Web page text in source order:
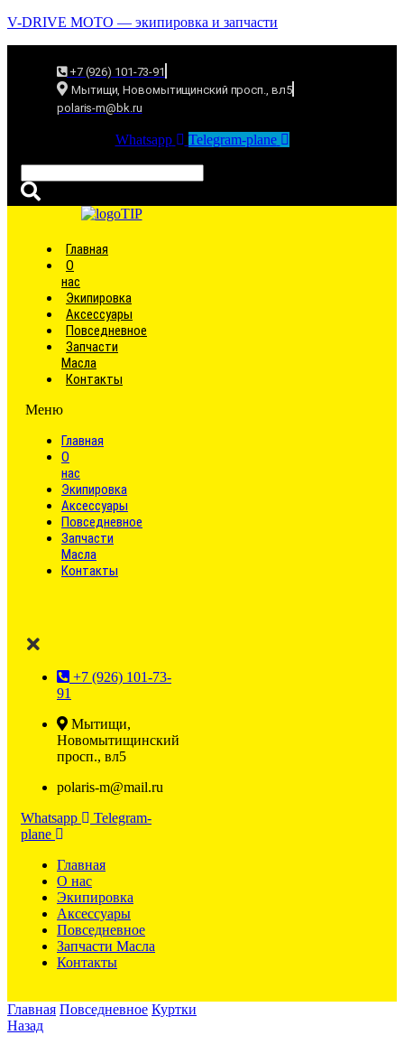
V-DRIVE MOTO — экипировка и запчасти
+7 (926) 101-73-91
Мытищи, Новомытищинский просп., вл5
polaris-m@bk.ru
Whatsapp
Telegram-plane
Главная
О
нас
Экипировка
Аксессуары
Повседневное
Запчасти
Масла
Контакты
Меню
Главная
О
нас
Экипировка
Аксессуары
Повседневное
Запчасти
Масла
Контакты
+7 (926) 101-73-
91
Мытищи,
Новомытищинский
просп., вл5
polaris-m@mail.ru
Whatsapp
Telegram-
plane
Главная
О нас
Экипировка
Аксессуары
Повседневное
Запчасти Масла
Контакты
Главная Повседневное Куртки
Назад